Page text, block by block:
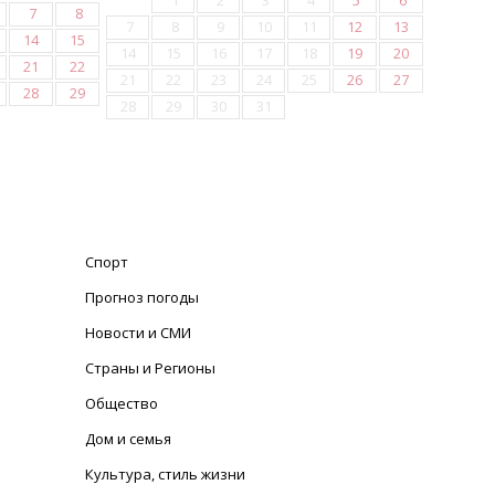
7
8
14
15
21
22
28
29
7
8 9 10 11 12
13
14
15 16 17 18 19
20
21
22 23 24 25 26
27
28
29 30 31
Спорт
Прогноз погоды
Новости и СМИ
Страны и Регионы
Общество
Дом и семья
Культура, стиль жизни